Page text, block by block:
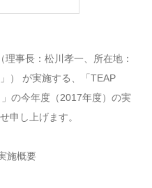
事長：松川孝一、所在地：
） が実施する、「TEAP
の今年度（2017年度）の実
申し上げます。
施概要